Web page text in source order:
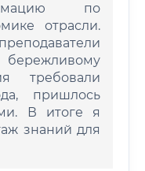
по
отрасли.
требовали
пришлось
В итоге я
знаний для